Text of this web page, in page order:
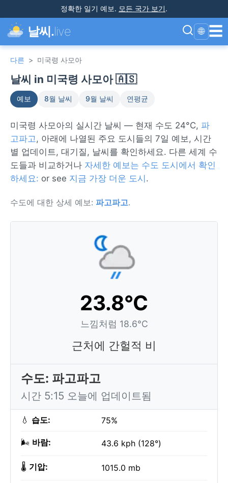
정확한 일기 예보. 모든 국가 보기.
날씨.live 🌐 ☰
다른 > 미국령 사모아
날씨 in 미국령 사모아 🇦🇸
예보 8월 날씨 9월 날씨 연평균
미국령 사모아의 실시간 날씨 — 현재 수도 24°C, 파
고파고, 아래에 나열된 주요 도시들의 7일 예보, 시간
별 업데이트, 대기질, 날씨를 확인하세요. 다른 세계 수
도들과 비교하거나 자세한 예보는 수도 도시에서 확인
하세요: or see 지금 가장 더운 도시 .
수도에 대한 상세 예보: 파고파고.
23.8°C
느낌처럼 18.6°C
근처에 간헐적 비
수도: 파고파고
시간 5:15 오늘에 업데이트됨
💧 습도: 75%
🌬️ 바람: 43.6 kph (128°)
🌡️ 기압: 1015.0 mb